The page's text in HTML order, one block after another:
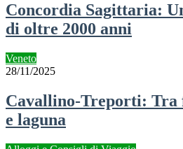
Concordia Sagittaria:
di oltre 2000 anni
Veneto
28/11/2025
Cavallino-Treporti: Tra
e laguna